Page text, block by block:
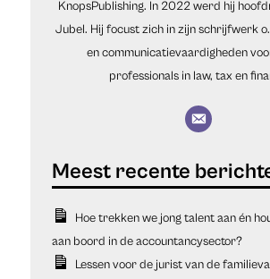
KnopsPublishing. In 2022 werd hij
Jubel. Hij focust zich in zijn schrijfwerk
en communicatievaardigheden
professionals in law, tax en
Hoe trekken we jong talent aan én
aan boord in de accountancysector?
Lessen voor de jurist van de